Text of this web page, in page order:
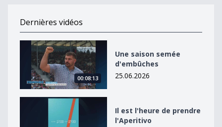
Dernières vidéos
Une saison semée d&#039;embûches
00:08:13
Une saison semée
d'embûches
25.06.2026
Il est l&#039;heure de prendre l&#039;Aperitivo
Il est l'heure de prendre
l'Aperitivo